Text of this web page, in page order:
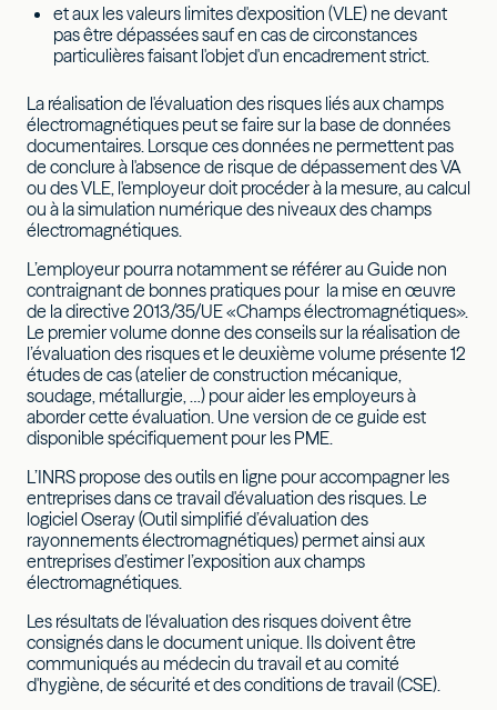
et aux les valeurs limites d'exposition (VLE) ne devant
pas être dépassées sauf en cas de circonstances
particulières faisant l'objet d'un encadrement strict.
La réalisation de l'évaluation des risques liés aux champs
électromagnétiques peut se faire sur la base de données
documentaires. Lorsque ces données ne permettent pas
de conclure à l'absence de risque de dépassement des VA
ou des VLE, l'employeur doit procéder à la mesure, au calcul
ou à la simulation numérique des niveaux des champs
électromagnétiques.
L’employeur pourra notamment se référer au Guide non
contraignant de bonnes pratiques pour la mise en œuvre
de la directive 2013/35/UE «Champs électromagnétiques».
Le premier volume donne des conseils sur la réalisation de
l’évaluation des risques et le deuxième volume présente 12
études de cas (atelier de construction mécanique,
soudage, métallurgie, …) pour aider les employeurs à
aborder cette évaluation. Une version de ce guide est
disponible spécifiquement pour les PME.
L’INRS propose des outils en ligne pour accompagner les
entreprises dans ce travail d'évaluation des risques. Le
logiciel Oseray (Outil simplifié d’évaluation des
rayonnements électromagnétiques) permet ainsi aux
entreprises d’estimer l’exposition aux champs
électromagnétiques.
Les résultats de l'évaluation des risques doivent être
consignés dans le document unique. Ils doivent être
communiqués au médecin du travail et au comité
d'hygiène, de sécurité et des conditions de travail (CSE).